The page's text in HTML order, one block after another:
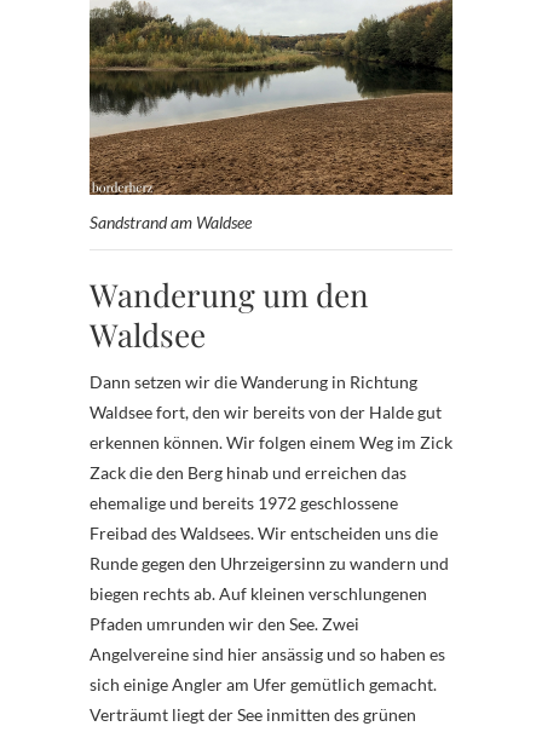
Sandstrand am Waldsee
Wanderung um den
Waldsee
Dann setzen wir die Wanderung in Richtung
Waldsee fort, den wir bereits von der Halde gut
erkennen können. Wir folgen einem Weg im Zick
Zack die den Berg hinab und erreichen das
ehemalige und bereits 1972 geschlossene
Freibad des Waldsees. Wir entscheiden uns die
Runde gegen den Uhrzeigersinn zu wandern und
biegen rechts ab. Auf kleinen verschlungenen
Pfaden umrunden wir den See. Zwei
Angelvereine sind hier ansässig und so haben es
sich einige Angler am Ufer gemütlich gemacht.
Verträumt liegt der See inmitten des grünen